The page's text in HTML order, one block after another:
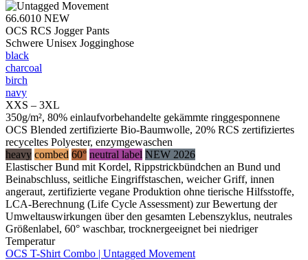
66.6010 NEW
OCS RCS Jogger Pants
Schwere Unisex Jogginghose
black
charcoal
birch
navy
XXS – 3XL
350g/m², 80% einlaufvorbehandelte gekämmte ringgesponnene
OCS Blended zertifizierte Bio-Baumwolle, 20% RCS zertifiziertes
recyceltes Polyester, enzymgewaschen
heavy combed 60° neutral label NEW 2026
Elastischer Bund mit Kordel, Rippstrickbündchen an Bund und
Beinabschluss, seitliche Eingriffstaschen, weicher Griff, innen
angeraut, zertifizierte vegane Produktion ohne tierische Hilfsstoffe,
LCA-Berechnung (Life Cycle Assessment) zur Bewertung der
Umweltauswirkungen über den gesamten Lebenszyklus, neutrales
Größenlabel, 60° waschbar, trocknergeeignet bei niedriger
Temperatur
OCS T-Shirt Combo | Untagged Movement